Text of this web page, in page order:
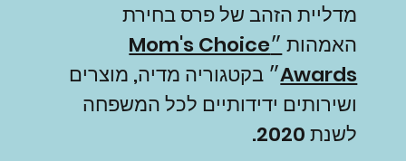
מדליית הזהב של פרס בחירת
האמהות
״Mom's Choice
Awards״ בקטגוריה מדיה, מוצרים
ושירותים ידידותיים לכל המשפחה
לשנת 2020.